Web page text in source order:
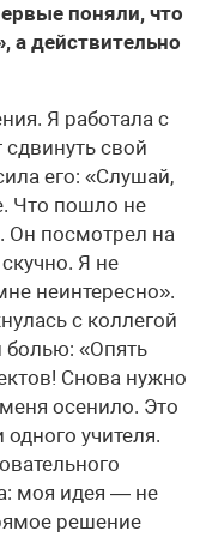
поняли, что
а действительно
Я работала с
свой
его: «Слушай,
Что пошло не
Он посмотрел на
Я не
неинтересно».
с коллегой
болью: «Опять
Снова нужно
осенило. Это
учителя.
моя идея — не
решение